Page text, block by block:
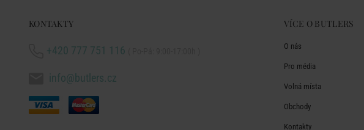
KONTAKTY
+420 777 751 116
info@butlers.cz
VÍCE O BUTLERS
O nás
Pro média
Volná místa
Obchody
Kontakty